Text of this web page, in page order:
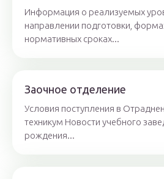
Информация о реализуемых
направлении подготовки,
нормативных сроках...
Заочное отделение
Условия поступления в
техникум Новости учебного
рождения...